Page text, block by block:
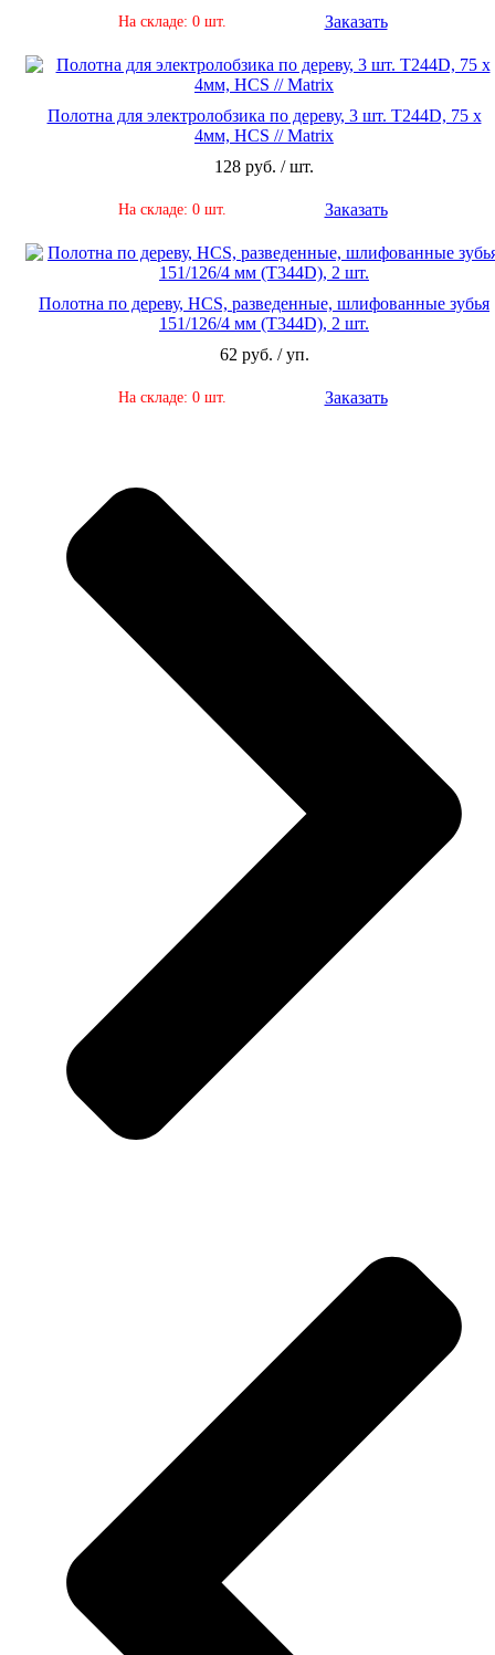
На складе: 0 шт. Заказать
Полотна для электролобзика по дереву, 3 шт. T244D, 75 x
4мм, HCS // Matrix
128 руб. / шт.
На складе: 0 шт. Заказать
Полотна по дереву, HCS, разведенные, шлифованные зубья
151/126/4 мм (T344D), 2 шт.
62 руб. / уп.
На складе: 0 шт. Заказать